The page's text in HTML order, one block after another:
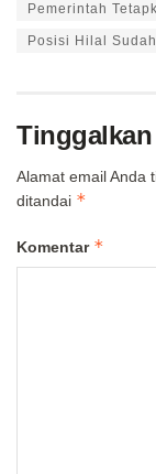
Pemerintah
Posisi Hilal
Alamat email Anda
ditandai *
Komentar *